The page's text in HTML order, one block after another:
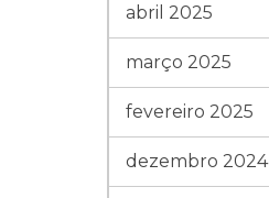
abril 2025
março 2025
fevereiro 2025
dezembro 2024